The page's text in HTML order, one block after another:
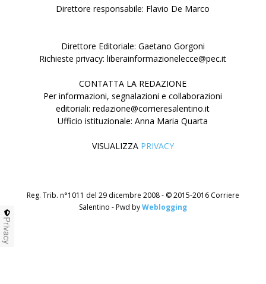
Direttore responsabile: Flavio De Marco
Direttore Editoriale: Gaetano Gorgoni
Richieste privacy: liberainformazionelecce@pec.it
CONTATTA LA REDAZIONE
Per informazioni, segnalazioni e collaborazioni
editoriali: redazione@corrieresalentino.it
Ufficio istituzionale: Anna Maria Quarta
VISUALIZZA PRIVACY
Reg. Trib. n°1011 del 29 dicembre 2008 - © 2015-2016 Corriere
Salentino - Pwd byWeblogging
Privacy